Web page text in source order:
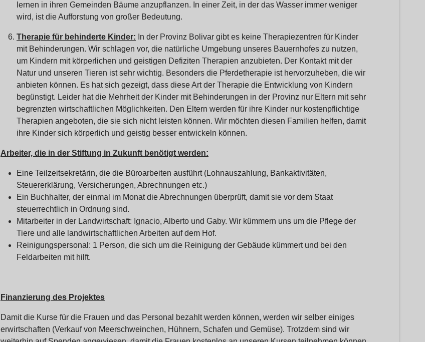
lernen in ihren Gemeinden Bäume anzupflanzen. In einer Zeit, in der das Wasser immer weniger
wird, ist die Aufforstung von großer Bedeutung.
Therapie für behinderte Kinder: In der Provinz Bolivar gibt es keine Therapiezentren für Kinder
mit Behinderungen. Wir schlagen vor, die natürliche Umgebung unseres Bauernhofes zu nutzen,
um Kindern mit körperlichen und geistigen Defiziten Therapien anzubieten. Der Kontakt mit der
Natur und unseren Tieren ist sehr wichtig. Besonders die Pferdetherapie ist hervorzuheben, die wir
anbieten können. Es hat sich gezeigt, dass diese Art der Therapie die Entwicklung von Kindern
begünstigt. Leider hat die Mehrheit der Kinder mit Behinderungen in der Provinz nur Eltern mit sehr
begrenzten wirtschaftlichen Möglichkeiten. Den Eltern werden für ihre Kinder nur kostenpflichtige
Therapien angeboten, die sie sich nicht leisten können. Wir möchten diesen Familien helfen, damit
ihre Kinder sich körperlich und geistig besser entwickeln können.
Arbeiter, die in der Stiftung in Zukunft benötigt werden:
Eine Teilzeitsekretärin, die die Büroarbeiten ausführt (Lohnauszahlung, Bankaktivitäten,
Steuererklärung, Versicherungen, Abrechnungen etc.)
Ein Buchhalter, der einmal im Monat die Abrechnungen überprüft, damit sie vor dem Staat
steuerrechtlich in Ordnung sind.
Mitarbeiter in der Landwirtschaft: Ignacio, Alberto und Gaby. Wir kümmern uns um die Pflege der
Tiere und alle landwirtschaftlichen Arbeiten auf dem Hof.
Reinigungspersonal: 1 Person, die sich um die Reinigung der Gebäude kümmert und bei den
Feldarbeiten mit hilft.
Finanzierung des Projektes
Damit die Kurse für die Frauen und das Personal bezahlt werden können, werden wir selber einiges
erwirtschaften (Verkauf von Meerschweinchen, Hühnern, Schafen und Gemüse). Trotzdem sind wir